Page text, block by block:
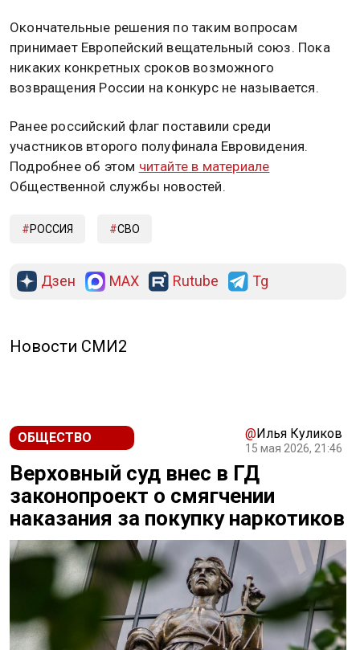
Окончательные решения по таким вопросам
принимает Европейский вещательный союз. Пока
никаких конкретных сроков возможного
возвращения России на конкурс не называется.
Ранее российский флаг поставили среди
участников второго полуфинала Евровидения.
Подробнее об этом читайте в материале
Общественной службы новостей.
РОССИЯ СВО
Дзен MAX Rutube Tg
Новости СМИ2
ОБЩЕСТВО @Илья Куликов
15 мая 2026, 21:46
Верховный суд внес в ГД
законопроект о смягчении
наказания за покупку наркотиков